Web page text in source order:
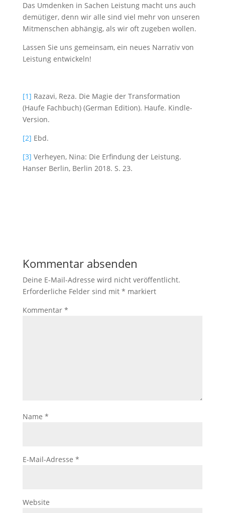
Das Umdenken in Sachen Leistung macht uns auch
demütiger, denn wir alle sind viel mehr von unseren
Mitmenschen abhängig, als wir oft zugeben wollen.
Lassen Sie uns gemeinsam, ein neues Narrativ von
Leistung entwickeln!
[1] Razavi, Reza. Die Magie der Transformation
(Haufe Fachbuch) (German Edition). Haufe. Kindle-
Version.
[2] Ebd.
[3] Verheyen, Nina: Die Erfindung der Leistung.
Hanser Berlin, Berlin 2018. S. 23.
Kommentar absenden
Deine E-Mail-Adresse wird nicht veröffentlicht.
Erforderliche Felder sind mit * markiert
Kommentar *
Name *
E-Mail-Adresse *
Website